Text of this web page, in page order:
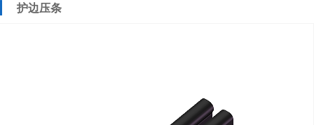
护边压条